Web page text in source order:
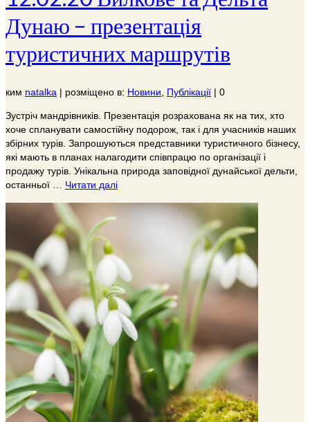
Дунаю – презентація
туристичних маршрутів
ким natalka | розміщено в: Новини, Публікації | 0
Зустріч мандрівників. Презентація розрахована як на тих, хто
хоче спланувати самостійну подорож, так і для учасників наших
збірних турів. Запрошуються представники туристичного бізнесу,
які мають в планах налагодити співпрацю по організації і
продажу турів. Унікальна природа заповідної дунайської дельти,
останньої … Читати далі